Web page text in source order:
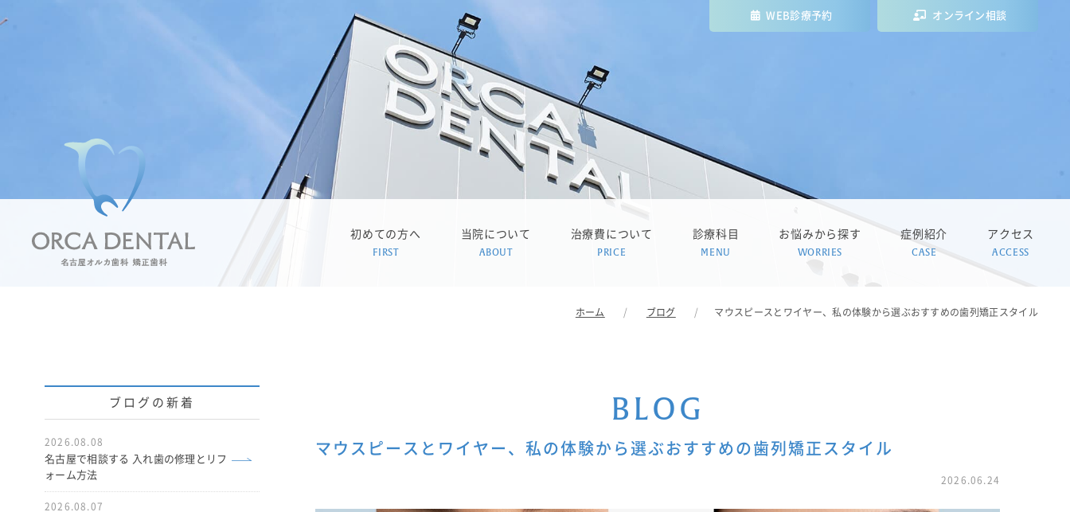
初めての方へ
FIRST
当院について
ABOUT
治療費について
PRICE
診療科目
MENU
お悩みから探す
WORRIES
症例紹介
CASE
アクセス
ACCESS
WEB診療予約 オンライン相談
ホーム ブログ マウスピースとワイヤー、私の体験から選ぶおすすめの歯列矯正スタイル
BLOG
マウスピースとワイヤー、私の体験から選ぶおすすめの歯列矯正スタイル
2026.06.24
ブログの新着
2026.08.08
名古屋で相談する 入れ歯の修理とリフ
ォーム方法
2026.08.07